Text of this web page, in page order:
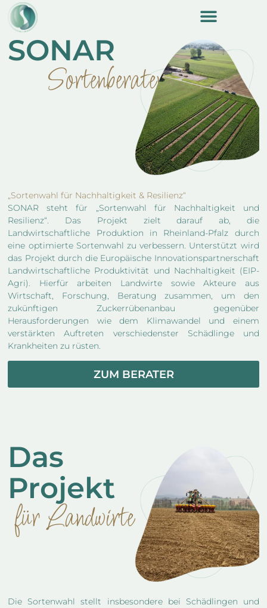
content
SONAR
Sortenberater
„Sortenwahl für Nachhaltigkeit & Resilienz“
SONAR steht für „Sortenwahl für Nachhaltigkeit und
Resilienz“. Das Projekt zielt darauf ab, die
Landwirtschaftliche Produktion in Rheinland-Pfalz durch
eine optimierte Sortenwahl zu verbessern. Unterstützt wird
das Projekt durch die Europäische Innovationspartnerschaft
Landwirtschaftliche Produktivität und Nachhaltigkeit (EIP-
Agri). Hierfür arbeiten Landwirte sowie Akteure aus
Wirtschaft, Forschung, Beratung zusammen, um den
zukünftigen Zuckerrübenanbau gegenüber
Herausforderungen wie dem Klimawandel und einem
verstärkten Auftreten verschiedenster Schädlinge und
Krankheiten zu rüsten.
ZUM BERATER
Das
Projekt
für Landwirte
Die Sortenwahl stellt insbesondere bei Schädlingen und